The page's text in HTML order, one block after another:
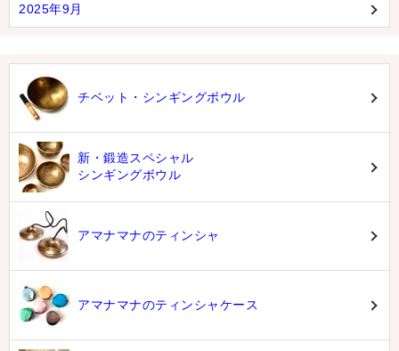
2025年9月
チベット・シンギングボウル
新・鍛造スペシャル
シンギングボウル
アマナマナのティンシャ
アマナマナのティンシャケース